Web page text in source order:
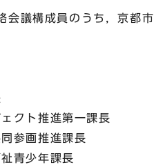
議構成員のうち，京都
クト推進第一課長
参画推進課長
青少年課長